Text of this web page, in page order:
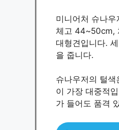
미니어처 슈나
체고 44~50cm,
대형견입니다.
을 줍니다.
슈나우저의 털
이 가장 대중적
가 들어도 품격